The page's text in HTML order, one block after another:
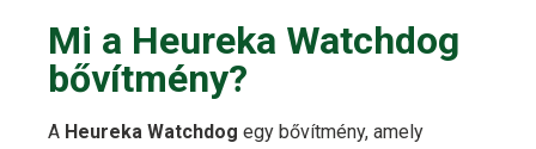
Mi a Heureka Watchdog
bővítmény?
A Heureka Watchdog egy bővítmény, amely